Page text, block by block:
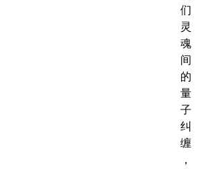
们
灵
魂
间
的
量
子
纠
缠
，